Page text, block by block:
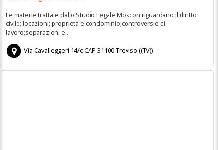
Le materie trattate dallo Studio Legale Moscon riguardano il diritto
civile; locazioni; proprietà e condominio;controversie di
lavoro;separazioni e...
Via Cavalleggeri 14/cCAP31100Treviso ((TV))